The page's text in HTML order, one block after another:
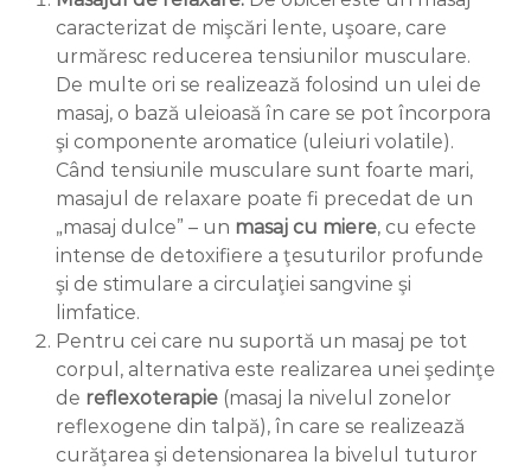
caracterizat de mişcări lente, uşoare, care
urmăresc reducerea tensiunilor musculare.
De multe ori se realizează folosind un ulei de
masaj, o bază uleioasă în care se pot încorpora
şi componente aromatice (uleiuri volatile).
Când tensiunile musculare sunt foarte mari,
masajul de relaxare poate fi precedat de un
„masaj dulce” – un masaj cu miere, cu efecte
intense de detoxifiere a ţesuturilor profunde
şi de stimulare a circulaţiei sangvine şi
limfatice.
Pentru cei care nu suportă un masaj pe tot
corpul, alternativa este realizarea unei şedinţe
de reflexoterapie(masaj la nivelul zonelor
reflexogene din talpă), în care se realizează
curăţarea şi detensionarea la bivelul tuturor